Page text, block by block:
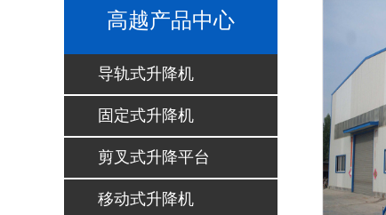
高越产品中心
导轨式升降机
固定式升降机
剪叉式升降平台
移动式升降机